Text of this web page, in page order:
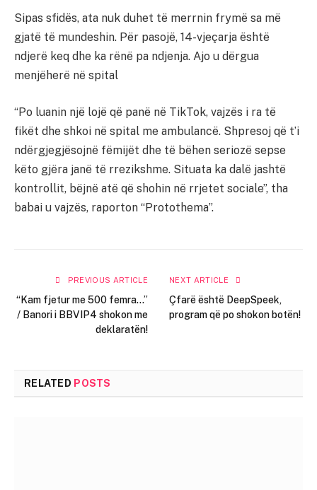
Sipas sfidës, ata nuk duhet të merrnin frymë sa më
gjatë të mundeshin. Për pasojë, 14-vjeçarja është
ndjerë keq dhe ka rënë pa ndjenja. Ajo u dërgua
menjëherë në spital
“Po luanin një lojë që panë në TikTok, vajzës i ra të
fikët dhe shkoi në spital me ambulancë. Shpresoj që t’i
ndërgjegjësojnë fëmijët dhe të bëhen seriozë sepse
këto gjëra janë të rrezikshme. Situata ka dalë jashtë
kontrollit, bëjnë atë që shohin në rrjetet sociale”, tha
babai u vajzës, raporton “Protothema”.
PREVIOUS ARTICLE
“Kam fjetur me 500 femra…”
/ Banori i BBVIP4 shokon me
deklaratën!
NEXT ARTICLE
Çfarë është DeepSpeek,
program që po shokon botën!
RELATED POSTS